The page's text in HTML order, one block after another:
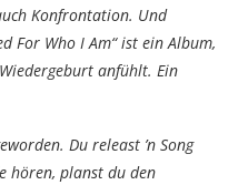
Konfrontation. Und
For Who I Am“ ist ein Album,
anfühlt. Ein
Du releast ’n Song
hören, planst du den